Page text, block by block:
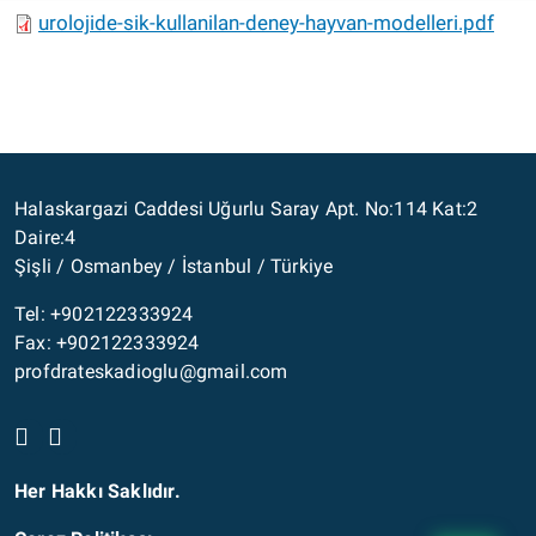
urolojide-sik-kullanilan-deney-hayvan-modelleri.pdf
Halaskargazi Caddesi Uğurlu Saray Apt. No:114 Kat:2
Daire:4
Şişli / Osmanbey / İstanbul / Türkiye
Tel: +902122333924
Fax: +902122333924
profdrateskadioglu@gmail.com
Her Hakkı Saklıdır.